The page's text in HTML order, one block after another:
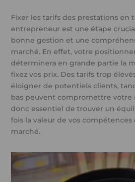
Fixer les tarifs des prestations en
entrepreneur est une étape
bonne gestion et une
marché. En effet, votre
déterminera en grande partie la
fixez vos prix. Des tarifs trop
éloigner de potentiels clients,
bas peuvent compromettre votre
donc essentiel de trouver un
fois la valeur de vos
marché.